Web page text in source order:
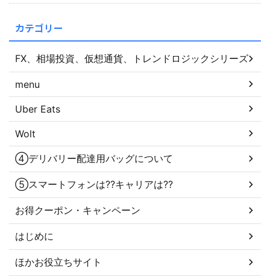
カテゴリー
FX、相場投資、仮想通貨、トレンドロジックシリーズ
menu
Uber Eats
Wolt
④デリバリー配達用バッグについて
⑤スマートフォンは??キャリアは??
お得クーポン・キャンペーン
はじめに
ほかお役立ちサイト